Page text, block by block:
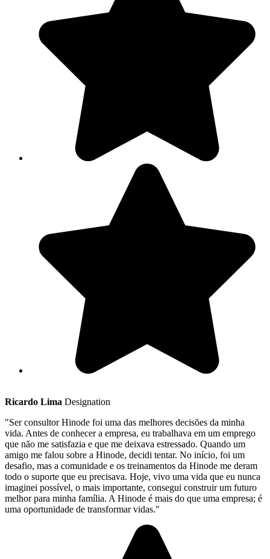
Ricardo Lima Designation
"Ser consultor Hinode foi uma das melhores decisões da minha
vida. Antes de conhecer a empresa, eu trabalhava em um emprego
que não me satisfazia e que me deixava estressado. Quando um
amigo me falou sobre a Hinode, decidi tentar. No início, foi um
desafio, mas a comunidade e os treinamentos da Hinode me deram
todo o suporte que eu precisava. Hoje, vivo uma vida que eu nunca
imaginei possível, o mais importante, consegui construir um futuro
melhor para minha família. A Hinode é mais do que uma empresa; é
uma oportunidade de transformar vidas."